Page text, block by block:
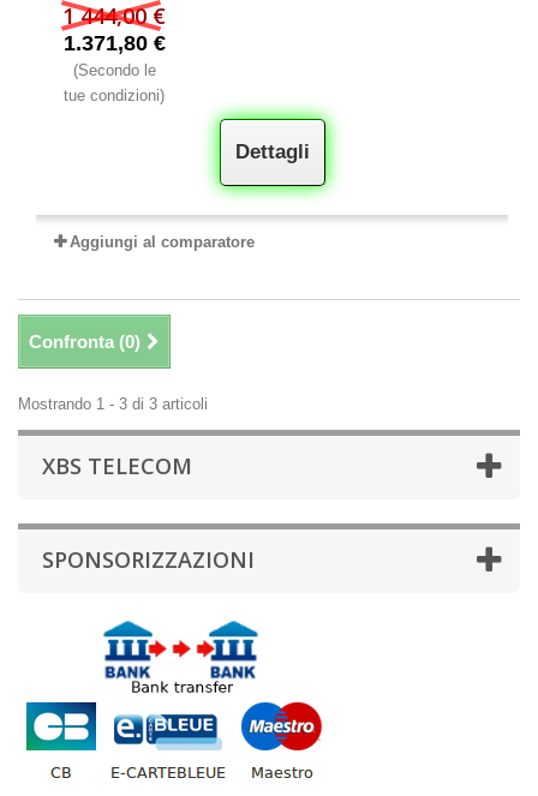
1 444,00 €
1.371,80 €
(Secondo le
tue condizioni)
Dettagli
Aggiungi al comparatore
Confronta (0)
Mostrando 1 - 3 di 3 articoli
XBS TELECOM
SPONSORIZZAZIONI